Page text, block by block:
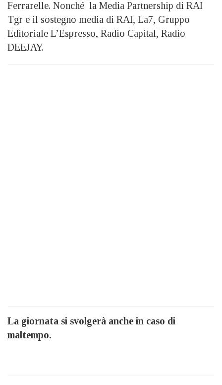
Ferrarelle. Nonché la Media Partnership di RAI
Tgr e il sostegno media di RAI, La7, Gruppo
Editoriale L’Espresso, Radio Capital, Radio
DEEJAY.
La giornata si svolgerà anche in caso di
maltempo.